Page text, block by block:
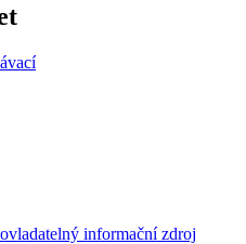
informační zdroj